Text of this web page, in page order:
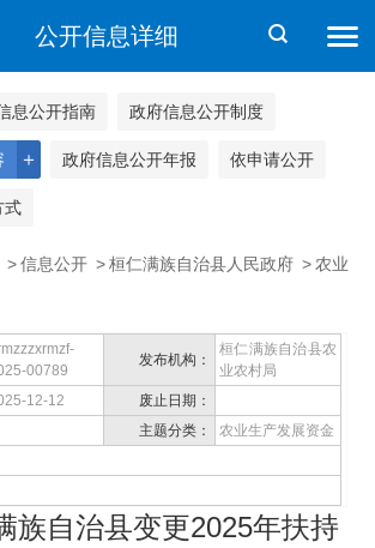
公开信息详细
息公开指南 政府信息公开制度
＋ 政府信息公开年报 依申请公开
式
> 信息公开 > 桓仁满族自治县人民政府 > 农业
00789
发布机构：
桓仁满族自治县农
业农村局
12-12
废止日期：
主题分类：
农业生产发展资金
族自治县变更2025年扶持